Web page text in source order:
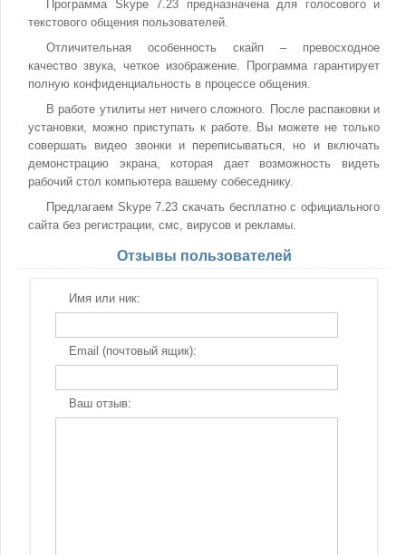
Программа Skype 7.23 предназначена для голосового и
текстового общения пользователей.
Отличительная особенность скайп – превосходное
качество звука, четкое изображение. Программа гарантирует
полную конфиденциальность в процессе общения.
В работе утилиты нет ничего сложного. После распаковки и
установки, можно приступать к работе. Вы можете не только
совершать видео звонки и переписываться, но и включать
демонстрацию экрана, которая дает возможность видеть
рабочий стол компьютера вашему собеседнику.
Предлагаем Skype 7.23 скачать бесплатно с официального
сайта без регистрации, смс, вирусов и рекламы.
Отзывы пользователей
Имя или ник:
Email (почтовый ящик):
Ваш отзыв: